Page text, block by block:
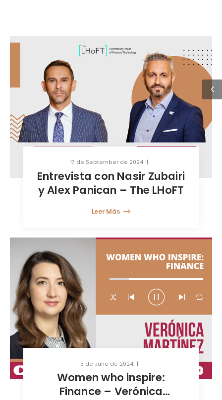
17 de September de 2024
Entrevista con Nasir Zubairi
y Alex Panican – The LHoFT
Leer Más
5 de June de 2024
Women who inspire:
Finance – Verónica